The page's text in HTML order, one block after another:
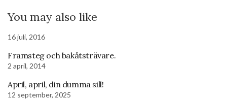
You may also like
16 juli, 2016
Framsteg och bakåtsträvare.
2 april, 2014
April, april, din dumma sill!
12 september, 2025